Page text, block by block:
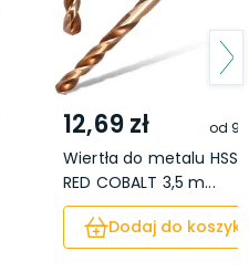
12,69 zł od
Wiertła do metalu
RED COBALT 3,5 m...
Dodaj do